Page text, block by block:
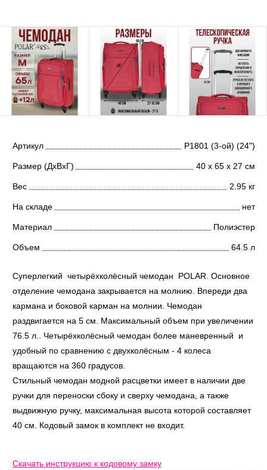
Артикул Р1801 (3-ой) (24")
Размер (ДхВхГ) 40 х 65 х 27 см
Вес 2.95 кг
На складе нет
Материал Полиэстер
Объем 64.5 л
Суперлегкий четырёхколёсный чемодан POLAR. Основное
отделение чемодана закрывается на молнию. Впереди два
кармана и боковой карман на молнии. Чемодан
раздвигается на 5 см. Максимальный объем при увеличении
76.5 л.. Четырёхколёсный чемодан более маневренный и
удобный по сравнению с двухколёсным - 4 колеса
вращаются на 360 градусов.
Стильный чемодан модной расцветки имеет в наличии две
ручки для переноски сбоку и сверху чемодана, а также
выдвижную ручку, максимальная высота которой составляет
40 см. Кодовый замок в комплект не входит.
Скачать инструкцию к кодовому замку